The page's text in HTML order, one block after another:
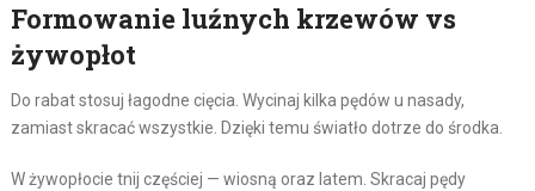
Formowanie luźnych krzewów vs
żywopłot
Do rabat stosuj łagodne cięcia. Wycinaj kilka pędów u nasady,
zamiast skracać wszystkie. Dzięki temu światło dotrze do środka.
W żywopłocie tnij częściej — wiosną oraz latem. Skracaj pędy